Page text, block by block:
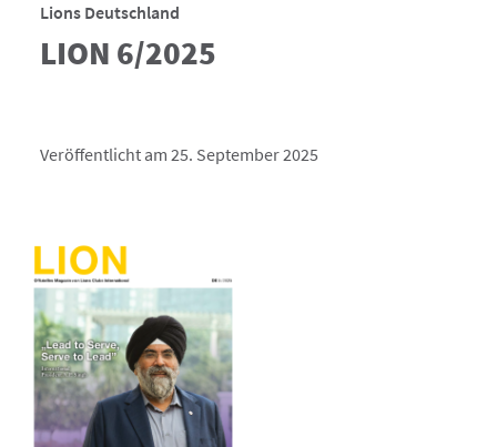
Lions Deutschland
LION 6/2025
Veröffentlicht am 25. September 2025